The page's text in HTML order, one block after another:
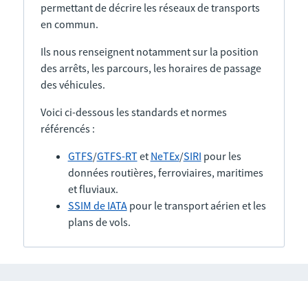
permettant de décrire les réseaux de transports
en commun.
Ils nous renseignent notamment sur la position
des arrêts, les parcours, les horaires de passage
des véhicules.
Voici ci-dessous les standards et normes
référencés :
GTFS/GTFS-RTet NeTEx/SIRI pour les
données routières, ferroviaires, maritimes
et fluviaux.
SSIM de IATApour le transport aérien et les
plans de vols.